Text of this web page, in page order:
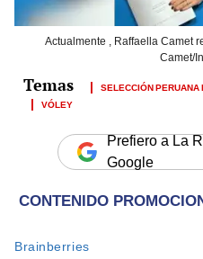
Actualmente , Raffaella Camet
Camet/
SELECCIÓN PERUANA
VÓLEY
Prefiero a La
Google